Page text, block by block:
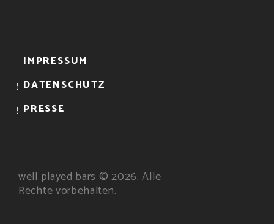
IMPRESSUM
DATENSCHUTZ
PRESSE
well played bars © 2026. Alle
Rechte vorbehalten.